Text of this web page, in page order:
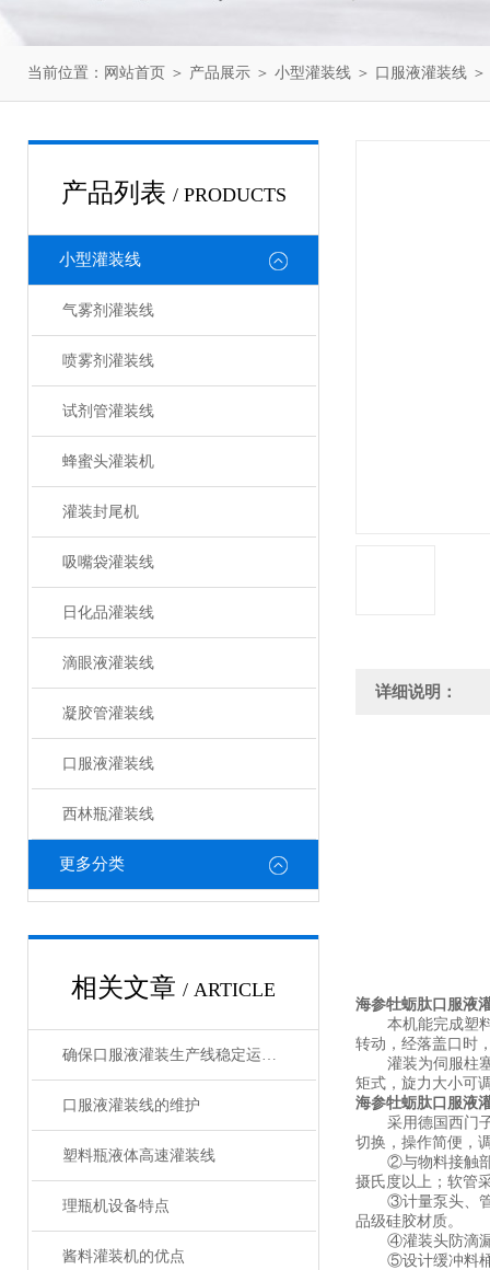
当前位置： 网站首页 ＞ 产品展示 ＞ 小型灌装线 ＞ 口服液灌装线
产品列表 / PRODUCTS
小型灌装线
气雾剂灌装线
喷雾剂灌装线
试剂管灌装线
蜂蜜头灌装机
灌装封尾机
吸嘴袋灌装线
日化品灌装线
滴眼液灌装线
凝胶管灌装线
口服液灌装线
西林瓶灌装线
更多分类
相关文章 / ARTICLE
确保口服液灌装生产线稳定运行的关键措施
口服液灌装线的维护
塑料瓶液体高速灌装线
理瓶机设备特点
酱料灌装机的优点
详细说明：
海参牡蛎肽口服液
本机能完成塑
转动，经落盖口时
灌装为伺服柱
矩式，旋力大小可
海参牡蛎肽口服液
采用德国西门
切换，操作简便，
②与物料接触
摄氏度以上；软管
③计量泵头、
品级硅胶材质。
④灌装头防滴
⑤设计缓冲料